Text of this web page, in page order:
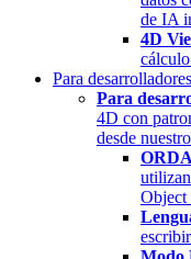
de IA
4D
Para desarrolladores
Para
4D con
desde
ORDA
Object